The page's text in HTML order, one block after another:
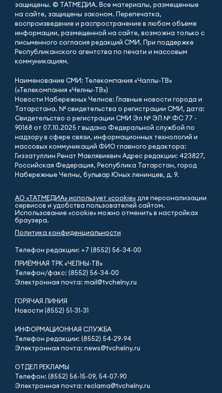
защищены. © ТАТМЕДИА. Все материалы, размещенные
на сайте, защищены законом. Перепечатка,
воспроизведение и распространение в любом объеме
информации, размещенной на сайте, возможна только с
письменного согласия редакций СМИ. При поддержке
Республиканского агентства по печати и массовым
коммуникациям.
Наименование СМИ: Телекомпания «Чаллы-ТВ»
(«Телекомпания «Челны-ТВ»)
Новости Набережных Челнов: Главные новости города и
Татарстана. № свидетельства о регистрации СМИ, дата:
Свидетельство о регистрации СМИ Эл № ЭЛ № ФС 77 -
90168 от 07.10.2025 г выдано Федеральной службой по
надзору в сфере связи, информационных технологий и
массовых коммуникаций ФИО главного редактора:
Гиззатуллин Ренат Мавлявиевич Адрес редакции: 423827,
Российская Федерация, Республика Татарстан, город
Набережные Челны, бульвар Юных ленинцев, д. 9.
АО «ТАТМЕДИА» использует «cookie»для персонализации
сервисов и удобства пользователей сайтом.
Использование «cookie» можно отменить в настройках
браузера.
Политика конфиденциальности
Телефон редакции: +7 (8552) 56-34-00
ПРИЁМНАЯ ТРК «ЧЕЛНЫ-ТВ»
Телефон/факс: (8552) 56-34-00
Электронная почта: mail@tvchelny.ru
ГОРЯЧАЯ ЛИНИЯ
Новости (8552) 51-31-31
ИНФОРМАЦИОННАЯ СЛУЖБА
Телефон редакции: (8552) 54-29-94
Электронная почта: news@tvchelny.ru
ОТДЕЛ РЕКЛАМЫ
Телефон: (8552) 56-15-09, 54-07-90
Электронная почта: reclama@tvchelny.ru